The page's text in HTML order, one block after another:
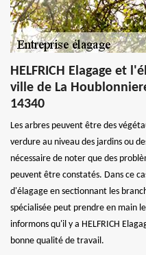
HELFRICH Elagage et
ville de La
14340
Les arbres peuvent être des
verdure au niveau des jardins ou
nécessaire de noter que des
peuvent être constatés. Dans ce
d'élagage en sectionnant les
spécialisée peut prendre en main
informons qu'il y a HELFRICH
bonne qualité de travail.